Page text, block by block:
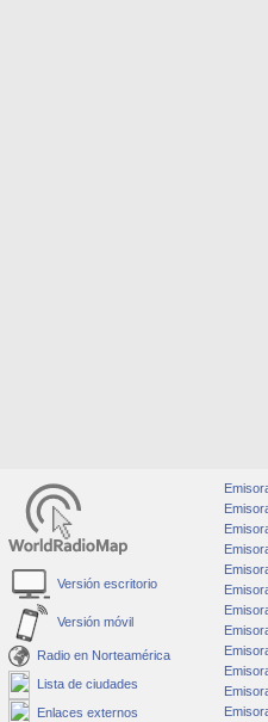
Versión escritorio
Versión móvil
Radio en Norteamérica
Lista de ciudades
Enlaces externos